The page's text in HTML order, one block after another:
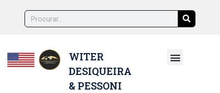
WITER
DESIQUEIRA
& PESSONI